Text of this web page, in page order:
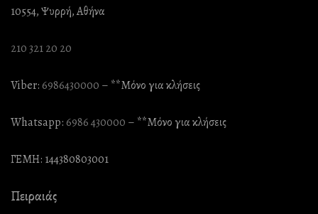
10554, Ψυρρή, Αθήνα
210 321 20 20
Viber:6986430000 – **Mόνο για κλήσεις
Whatsapp:6986 430000 – **Mόνο για κλήσεις
ΓΕΜΗ: 144380803001
Πειραιάς